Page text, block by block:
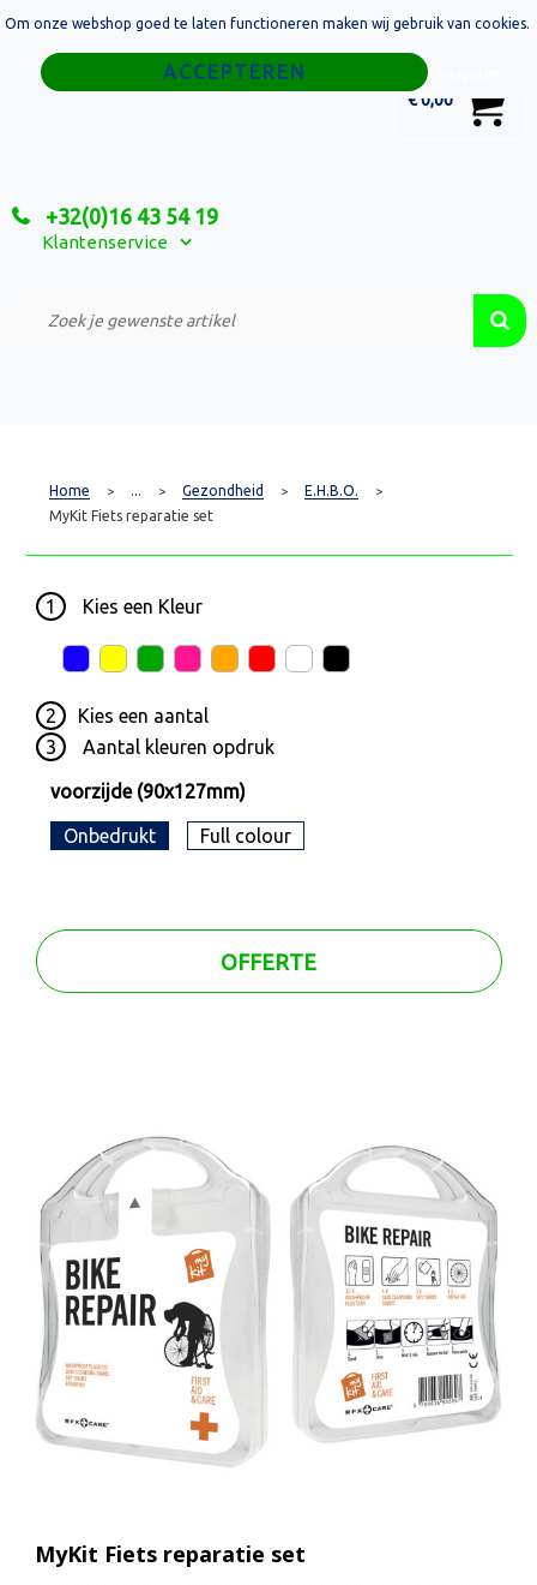
€ 0,00
+32(0)16 43 54 19
Klantenservice
Home
Relatiegeschenken
Custom Made Projecten
Home > ... > Gezondheid > E.H.B.O. >
MyKit Fiets reparatie set
1 Kies een Kleur
2 Kies een aantal
3
Aantal kleuren opdruk
voorzijde (90x127mm)
Onbedrukt Full colour
OFFERTE
MyKit Fiets reparatie set
Om onze webshop goed te laten functioneren maken wij gebruik van cookies.